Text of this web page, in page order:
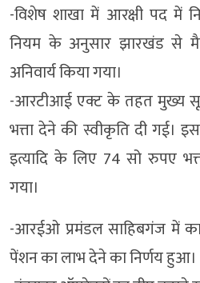
-विशेष शाखा में आरक्षी पद में
नियम के अनुसार झारखंड से
अनिवार्य किया गया।
-आरटीआई एक्ट के तहत मुख्य
भत्ता देने की स्वीकृति दी
इत्यादि के लिए 74 सो रुपए
गया।
-आरईओ प्रमंडल साहिबगंज में
पेंशन का लाभ देने का निर्णय हुआ।